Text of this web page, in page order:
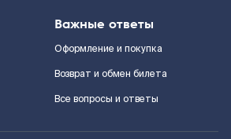
Важные ответы
Оформление и покупка
Возврат и обмен билета
Все вопросы и ответы